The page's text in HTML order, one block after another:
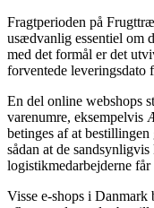
Fragtperioden på
usædvanlig essentiel om
med det formål er det
forventede leveringsdato
En del online webshops
varenumre, eksempelvis
betinges af at
sådan at de
logistikmedarbejderne får
Visse e-shops i